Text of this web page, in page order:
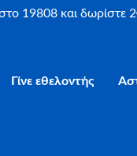
19808 και δωρίστε
Γίνε εθελοντής